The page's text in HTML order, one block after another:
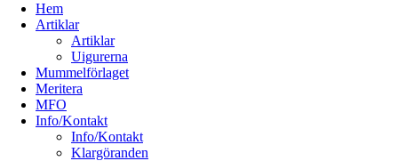
Hem
Artiklar
Artiklar
Uigurerna
Mummelförlaget
Meritera
MFO
Info/Kontakt
Info/Kontakt
Klargöranden